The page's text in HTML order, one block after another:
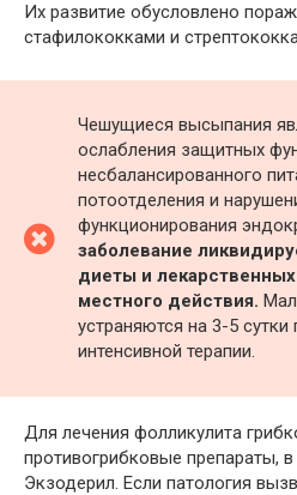
Их развитие обусловлено
стафилококками и
Чешущиеся высыпания
ослабления защитных
несбалансированного
потоотделения и
функционирования
заболевание
диеты и
местного действия.
устраняются на 3-5 сутки
интенсивной терапии.
Для лечения фолликулита
противогрибковые препараты,
Экзодерил. Если патология